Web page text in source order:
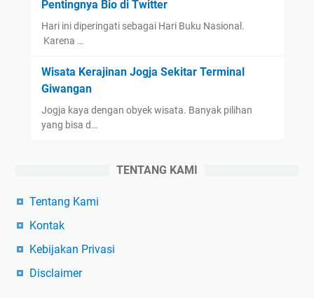
Pentingnya Bio di Twitter
Hari ini diperingati sebagai Hari Buku Nasional.
Karena …
Wisata Kerajinan Jogja Sekitar Terminal
Giwangan
Jogja kaya dengan obyek wisata. Banyak pilihan
yang bisa d…
TENTANG KAMI
Tentang Kami
Kontak
Kebijakan Privasi
Disclaimer